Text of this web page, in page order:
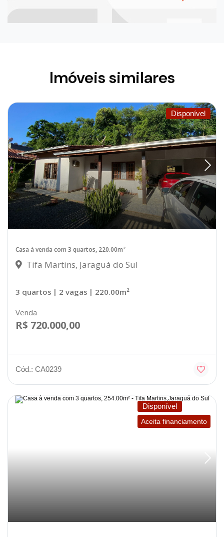
Imóveis similares
Disponível
Casa à venda com 3 quartos, 220.00m²
Tifa Martins, Jaraguá do Sul
3 quartos | 2 vagas | 220.00m²
Venda
R$ 720.000,00
Cód.: CA0239
Disponível
Aceita financiamento